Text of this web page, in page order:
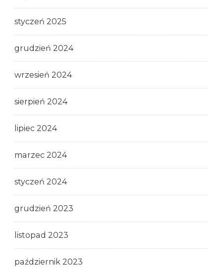
styczeń 2025
grudzień 2024
wrzesień 2024
sierpień 2024
lipiec 2024
marzec 2024
styczeń 2024
grudzień 2023
listopad 2023
październik 2023